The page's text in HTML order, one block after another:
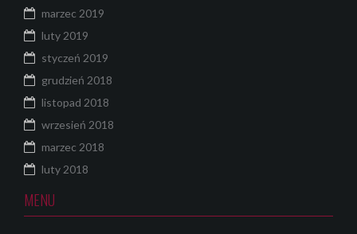
marzec 2019
luty 2019
styczeń 2019
grudzień 2018
listopad 2018
wrzesień 2018
marzec 2018
luty 2018
MENU